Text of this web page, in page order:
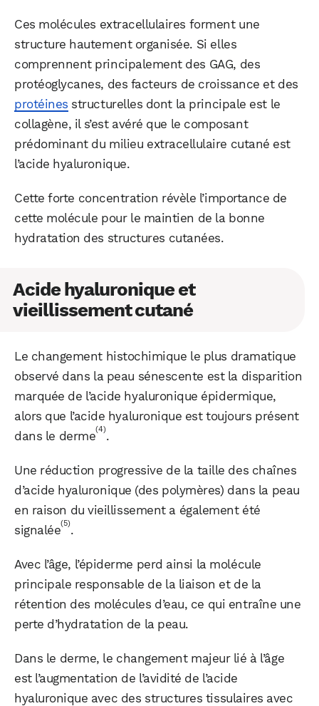
Ces molécules extracellulaires forment une
structure hautement organisée. Si elles
comprennent principalement des GAG, des
protéoglycanes, des facteurs de croissance et des
protéines structurelles dont la principale est le
collagène, il s’est avéré que le composant
prédominant du milieu extracellulaire cutané est
l’acide hyaluronique.
Cette forte concentration révèle l’importance de
cette molécule pour le maintien de la bonne
hydratation des structures cutanées.
Acide hyaluronique et
vieillissement cutané
Le changement histochimique le plus dramatique
observé dans la peau sénescente est la disparition
marquée de l’acide hyaluronique épidermique,
alors que l’acide hyaluronique est toujours présent
dans le derme(4).
Une réduction progressive de la taille des chaînes
d’acide hyaluronique (des polymères) dans la peau
en raison du vieillissement a également été
signalée(5).
Avec l’âge, l’épiderme perd ainsi la molécule
principale responsable de la liaison et de la
rétention des molécules d’eau, ce qui entraîne une
perte d’hydratation de la peau.
Dans le derme, le changement majeur lié à l’âge
est l’augmentation de l’avidité de l’acide
hyaluronique avec des structures tissulaires avec